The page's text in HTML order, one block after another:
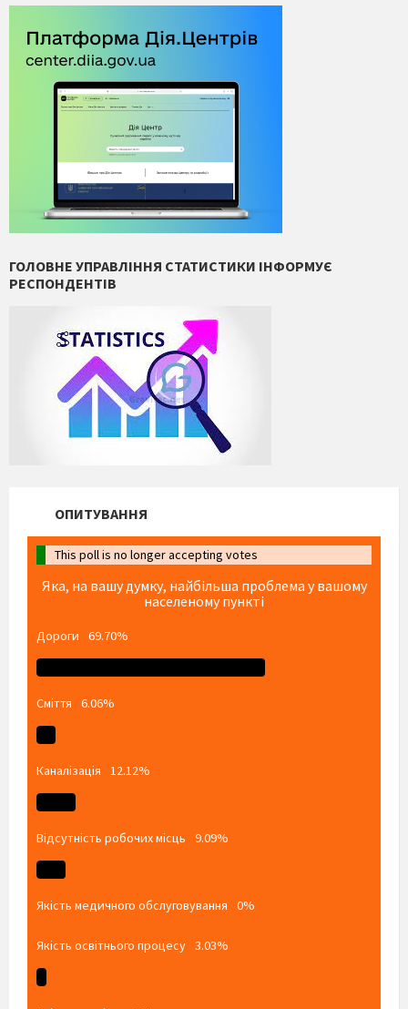
ГОЛОВНЕ УПРАВЛІННЯ СТАТИСТИКИ ІНФОРМУЄ
РЕСПОНДЕНТІВ
ОПИТУВАННЯ
This poll is no longer accepting votes
Яка, на вашу думку, найбільша проблема у вашому
населеному пункті
Дороги 69.70%
Сміття 6.06%
Каналізація 12.12%
Відсутність робочих місць 9.09%
Якість медичного обслуговування 0%
Якість освітнього процесу 3.03%